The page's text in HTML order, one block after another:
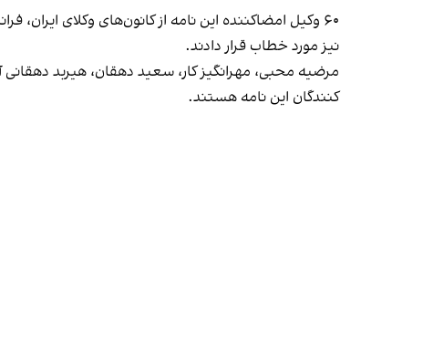
۶۰ وکیل امضاکننده این نامه از کانون‌های وکلای
نیز مورد خطاب قرار دادند.
مرضیه محبی، مهرانگیز کار، سعید دهقان، هیربد دهقانی
کنندگان این نامه هستند.